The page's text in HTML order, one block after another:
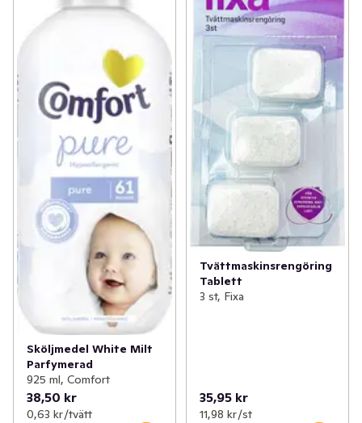
Sköljmedel White Milt
Parfymerad
925 ml, Comfort
38,50 kr
0,63 kr /tvätt
Tvättmaskinsrengöring
Tablett
3 st, Fixa
35,95 kr
11,98 kr /st